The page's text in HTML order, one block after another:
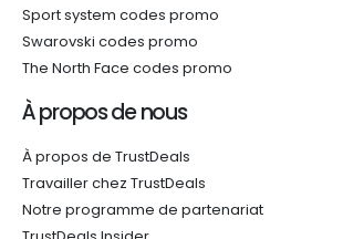
Sport system codes promo
Swarovski codes promo
The North Face codes promo
À propos de nous
À propos de TrustDeals
Travailler chez TrustDeals
Notre programme de partenariat